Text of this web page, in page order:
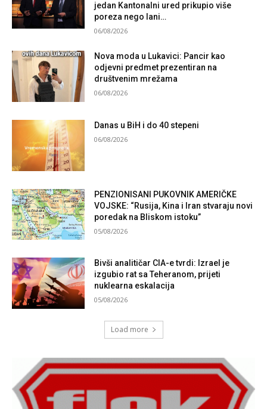
jedan Kantonalni ured prikupio više
poreza nego lani…
06/08/2026
Nova moda u Lukavici: Pancir kao
odjevni predmet prezentiran na
društvenim mrežama
06/08/2026
Danas u BiH i do 40 stepeni
06/08/2026
PENZIONISANI PUKOVNIK AMERIČKE
VOJSKE: “Rusija, Kina i Iran stvaraju novi
poredak na Bliskom istoku”
05/08/2026
Bivši analitičar CIA-e tvrdi: Izrael je
izgubio rat sa Teheranom, prijeti
nuklearna eskalacija
05/08/2026
Load more